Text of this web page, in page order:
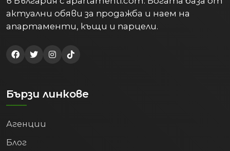
актуални обяви за продажба и наем на
апартаменти, къщи и парцели.
Бързи линкове
Агенции
Блог